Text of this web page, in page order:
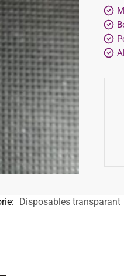
Disposables transparant